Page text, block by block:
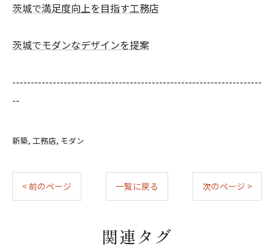
茨城で満足度向上を目指す工務店
茨城でモダンなデザインを提案
--------------------------------------------------------------------
--
新築 工務店 モダン
< 前のページ 一覧に戻る 次のページ >
関連タグ